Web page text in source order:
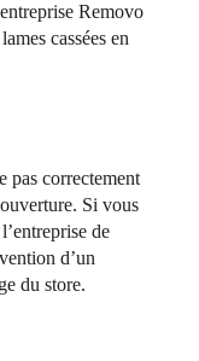
Removo
cassées en
pas correctement
Si vous
de
d’un
du store.